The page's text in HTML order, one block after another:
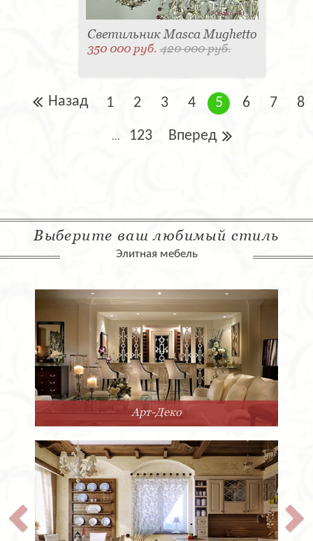
Светильник Masca Mughetto
350 000 руб.420 000 руб.
Назад 1 2 3 4 5 6 7 8
... 123 Вперед
Выберите ваш любимый стиль
Элитная мебель
Арт-Деко